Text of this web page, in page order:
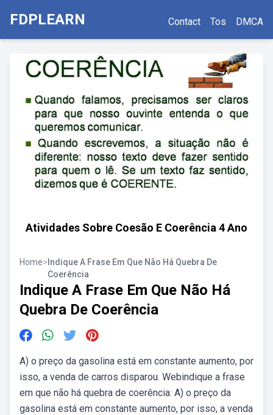
FDPLEARN Contact Tos DMCA
Atividades Sobre Coesão E Coerência 4 Ano
Home> Indique A Frase Em Que Não Há Quebra De
Coerência
Indique A Frase Em Que Não Há
Quebra De Coerência
A) o preço da gasolina está em constante aumento, por
isso, a venda de carros disparou. Webindique a frase
em que não há quebra de coerência: A) o preço da
gasolina está em constante aumento, por isso, a venda